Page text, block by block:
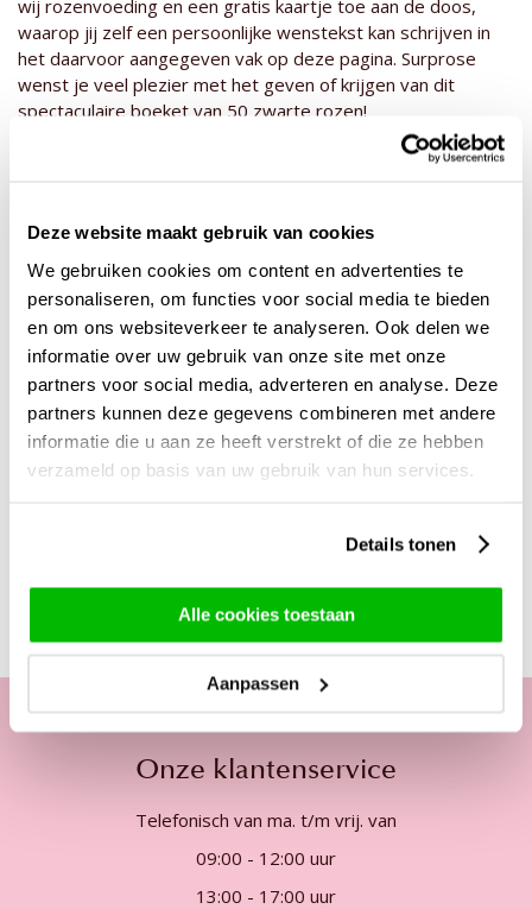
Deze website maakt gebruik van cookies
We gebruiken cookies om content en advertenties te
personaliseren, om functies voor social media te bieden
en om ons websiteverkeer te analyseren. Ook delen we
informatie over uw gebruik van onze site met onze
partners voor social media, adverteren en analyse. Deze
partners kunnen deze gegevens combineren met andere
informatie die u aan ze heeft verstrekt of die ze hebben
verzameld op basis van uw gebruik van hun services.
Details tonen
Alle cookies toestaan
Aanpassen
wij rozenvoeding en een gratis kaartje toe aan de doos,
waarop jij zelf een persoonlijke wenstekst kan schrijven in
het daarvoor aangegeven vak op deze pagina. Surprose
wenst je veel plezier met het geven of krijgen van dit
spectaculaire boeket van 50 zwarte rozen!
Deze rozensoort wordt speciaal voor jouw bestelling
*Deze rozen hebben een zwarte kleur door zwarte inkt.
Door het kleuren van de rozen kleuren de bladeren ook
mee, wat volkomen normaal is. De bladeren van de roos
kunnen droog lijken, ook dat komt door het kleurproces en is
niet te vermijden. Dit heeft ook geen invloed op het
vaasleven van de rozen in de vaas.
*Van nature bestaan zwarte rozen natuurlijk niet. Het kan
daarom ook zijn dat je soms de rode kleur van de originele
roos erdoorheen ziet.
Onze klantenservice
Telefonisch van ma. t/m vrij. van
09:00 - 12:00 uur
13:00 - 17:00 uur